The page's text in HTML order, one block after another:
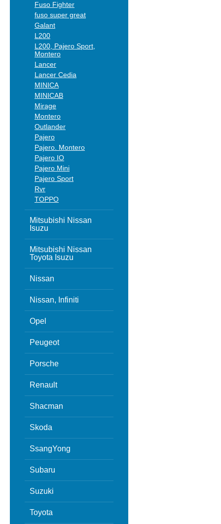
Fuso Fighter
fuso super great
Galant
L200
L200, Pajero Sport,
Montero
Lancer
Lancer Cedia
MINICA
MINICAB
Mirage
Montero
Outlander
Pajero
Pajero. Montero
Pajero IO
Pajero Mini
Pajero Sport
Rvr
TOPPO
Mitsubishi Nissan
Isuzu
Mitsubishi Nissan
Toyota Isuzu
Nissan
Nissan, Infiniti
Opel
Peugeot
Porsche
Renault
Shacman
Skoda
SsangYong
Subaru
Suzuki
Toyota